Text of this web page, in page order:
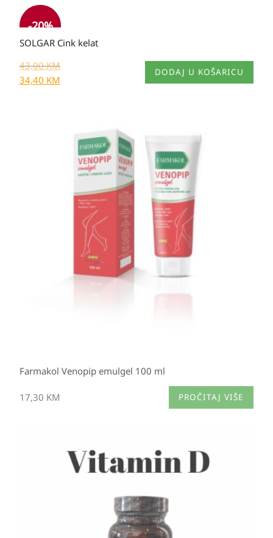
-20%
SOLGAR Cink kelat
43,00KM
34,40 KM
DODAJ U KOŠARICU
Farmakol Venopip emulgel 100 ml
17,30 KM PROČITAJ VIŠE